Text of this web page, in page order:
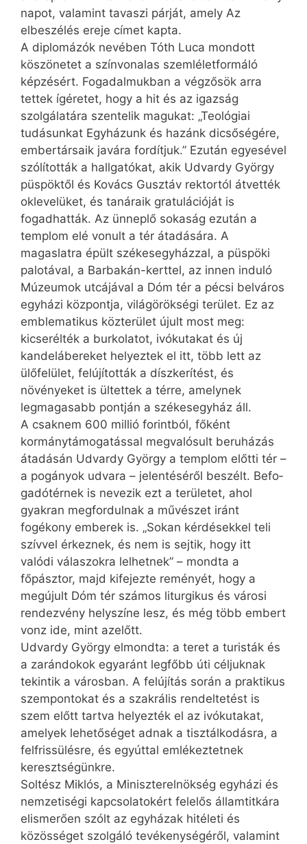
napot, valamint tavaszi párját, amely Az
elbeszélés ereje címet kapta.
A diplomázók nevében Tóth Luca mondott
köszönetet a színvonalas szemléletformáló
képzésért. Fogadalmukban a végzősök arra
tettek ígéretet, hogy a hit és az igazság
szolgálatára szentelik magukat: „Teológiai
tudásunkat Egyházunk és hazánk dicsőségére,
embertársaik javára fordítjuk.” Ezután egyesével
szólították a hallgatókat, akik Udvardy György
püspöktől és Kovács Gusztáv rektortól átvették
oklevelüket, és tanáraik gratulációját is
fogadhatták. Az ünneplő sokaság ezután a
templom elé vonult a tér átadására. A
magaslatra épült székesegyházzal, a püspöki
palotával, a Barbakán-kerttel, az innen induló
Múzeumok utcájával a Dóm tér a pécsi belváros
egyházi központja, világörökségi terület. Ez az
emblematikus közterület újult most meg:
kicserélték a burkolatot, ivókutakat és új
kandelábereket helyeztek el itt, több lett az
ülőfelület, felújították a díszkerítést, és
növényeket is ültettek a térre, amelynek
legmagasabb pontján a székesegyház áll.
A csaknem 600 millió forintból, főként
kormánytámogatással megvalósult beruházás
átadásán Udvardy György a templom előtti tér –
a pogányok udvara – jelentéséről beszélt. Befo­
gadó­tér­nek is nevezik ezt a területet, ahol
gyakran megfordulnak a művészet iránt
fogékony emberek is. „Sokan kérdésekkel teli
szívvel érkeznek, és nem is sejtik, hogy itt
valódi válaszokra lelhetnek” – mondta a
főpásztor, majd kifejezte reményét, hogy a
megújult Dóm tér számos liturgikus és városi
rendezvény helyszíne lesz, és még több embert
vonz ide, mint azelőtt.
Udvardy György elmondta: a teret a turisták és
a zarándokok egyaránt legfőbb úti céljuknak
tekintik a városban. A felújítás során a praktikus
szempontokat és a szakrális rendeltetést is
szem előtt tartva helyezték el az ivókutakat,
amelyek lehetőséget adnak a tisztálkodásra, a
felfrissülésre, és egyúttal emlékeztetnek
keresztségünkre.
Soltész Miklós, a Miniszterelnökség egyházi és
nemzetiségi kapcsolatokért felelős államtitkára
elismerően szólt az egyházak hitéleti és
közösséget szolgáló tevékenységéről, valamint